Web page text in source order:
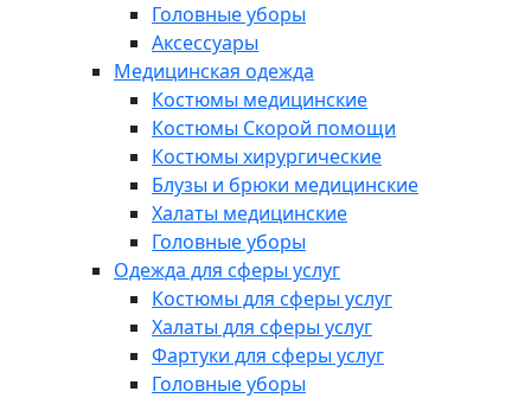
Головные уборы
Аксессуары
Медицинская одежда
Костюмы медицинские
Костюмы Скорой помощи
Костюмы хирургические
Блузы и брюки медицинские
Халаты медицинские
Головные уборы
Одежда для сферы услуг
Костюмы для сферы услуг
Халаты для сферы услуг
Фартуки для сферы услуг
Головные уборы